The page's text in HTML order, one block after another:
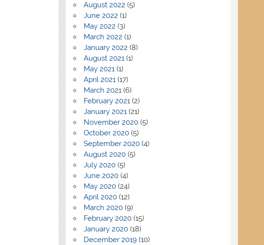
August 2022 (5)
June 2022 (1)
May 2022 (3)
March 2022 (1)
January 2022 (8)
August 2021(1)
May 2021(1)
April 2021(17)
March 2021(6)
February 2021(2)
January 2021(21)
November 2020(5)
October 2020(5)
September 2020(4)
August 2020(5)
July 2020(5)
June 2020(4)
May 2020(24)
April 2020(12)
March 2020(9)
February 2020(15)
January 2020(18)
December 2019(10)